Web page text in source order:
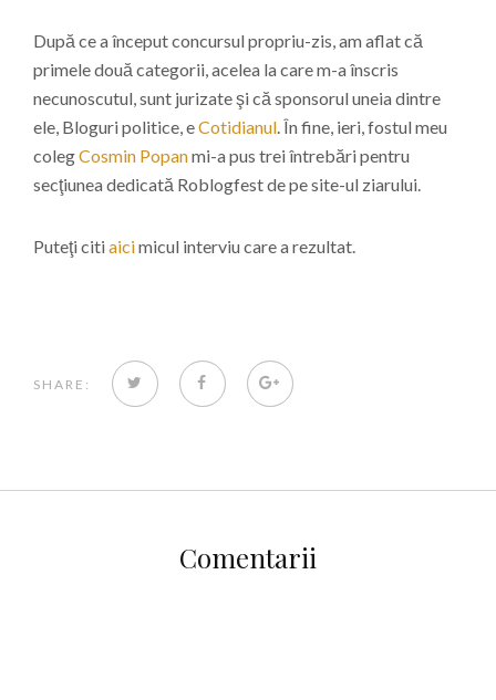
După ce a început concursul propriu-zis, am aflat că
primele două categorii, acelea la care m-a înscris
necunoscutul, sunt jurizate şi că sponsorul uneia dintre
ele, Bloguri politice, eCotidianul. În fine, ieri, fostul meu
colegCosmin Popanmi-a pus trei întrebări pentru
secţiunea dedicată Roblogfest de pe site-ul ziarului.
Puteţi citi aicimicul interviu care a rezultat.
SHARE: TWITTERFACEBOOKGOOGLE+
Comentarii